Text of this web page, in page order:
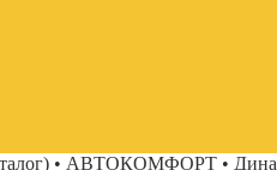
• АВТОКОМФОРТ •